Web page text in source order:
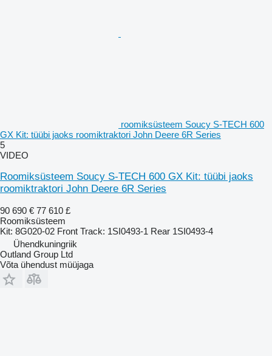
roomiksüsteem Soucy S-TECH 600
GX Kit: tüübi jaoks roomiktraktori John Deere 6R Series
5
VIDEO
Roomiksüsteem Soucy S-TECH 600 GX Kit: tüübi jaoks
roomiktraktori John Deere 6R Series
90 690 € 77 610 £
Roomiksüsteem
Kit: 8G020-02 Front Track: 1SI0493-1 Rear 1SI0493-4
Ühendkuningriik
Outland Group Ltd
Võta ühendust müüjaga